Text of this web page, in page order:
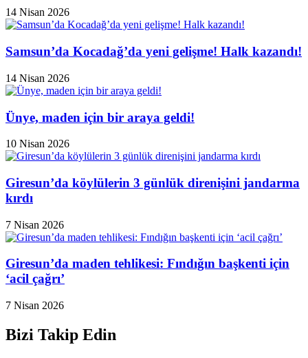
14 Nisan 2026
Samsun’da Kocadağ’da yeni gelişme! Halk kazandı!
14 Nisan 2026
Ünye, maden için bir araya geldi!
10 Nisan 2026
Giresun’da köylülerin 3 günlük direnişini jandarma
kırdı
7 Nisan 2026
Giresun’da maden tehlikesi: Fındığın başkenti için
‘acil çağrı’
7 Nisan 2026
Bizi Takip Edin